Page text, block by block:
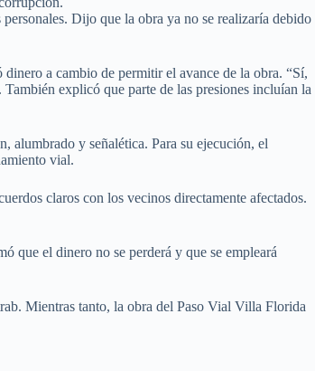
Dijo que la obra ya no se realizaría debido
a cambio de permitir el avance de la obra. “Sí,
explicó que parte de las presiones incluían la
alumbrado y señalética. Para su ejecución, el
vial.
claros con los vecinos directamente afectados.
que el dinero no se perderá y que se empleará
Mientras tanto, la obra del Paso Vial Villa Florida